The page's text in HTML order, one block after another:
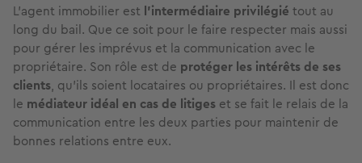
L’agent immobilier est l’intermédiaire privilégié tout au
long du bail. Que ce soit pour le faire respecter mais aussi
pour gérer les imprévus et la communication avec le
propriétaire. Son rôle est de protéger les intérêts de ses
clients, qu’ils soient locataires ou propriétaires. Il est donc
le médiateur idéal en cas de litiges et se fait le relais de la
communication entre les deux parties pour maintenir de
bonnes relations entre eux.